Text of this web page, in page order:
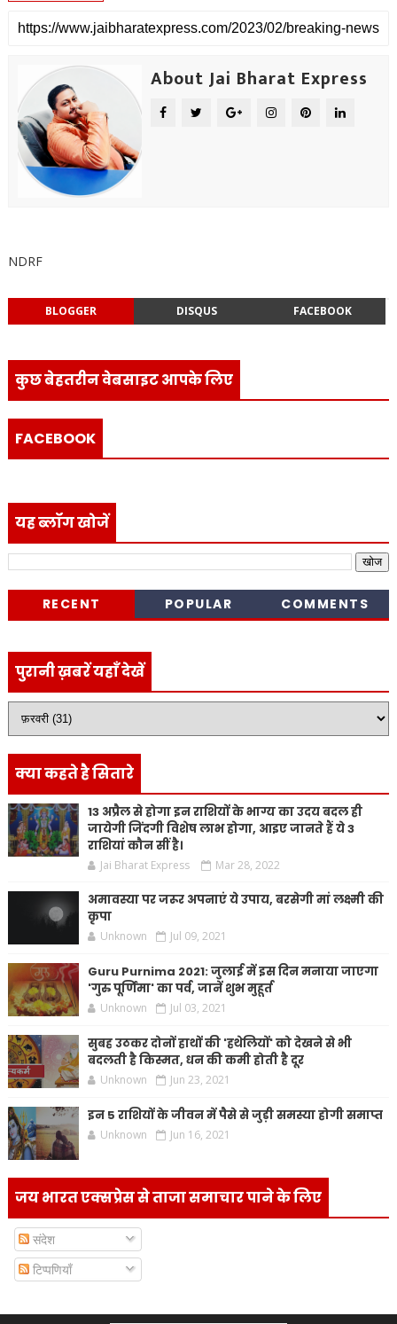
About Jai Bharat Express
NDRF
BLOGGER DISQUS FACEBOOK
कुछ बेहतरीन वेबसाइट आपके लिए
FACEBOOK
यह ब्लॉग खोजें
RECENT POPULAR COMMENTS
पुरानी ख़बरें यहाँ देखें
क्या कहते है सितारे
13 अप्रैल से होगा इन राशियों के भाग्य का उदय बदल ही
जायेगी जिंदगी विशेष लाभ होगा, आइए जानते हैं ये 3
राशियां कौन सीं है।
Jai Bharat Express Mar 28, 2022
अमावस्या पर जरूर अपनाएं ये उपाय, बरसेगी मां लक्ष्मी की
कृपा
Unknown Jul 09, 2021
Guru Purnima 2021: जुलाई में इस दिन मनाया जाएगा
'गुरु पूर्णिमा' का पर्व, जानें शुभ मुहूर्त
Unknown Jul 03, 2021
सुबह उठकर दोनों हाथों की 'हथेलियों' को देखने से भी
बदलती है किस्मत, धन की कमी होती है दूर
Unknown Jun 23, 2021
इन 5 राशियों के जीवन में पैसे से जुड़ी समस्या होगी समाप्त
Unknown Jun 16, 2021
जय भारत एक्सप्रेस से ताजा समाचार पाने के लिए
संदेश
टिप्पणियाँ